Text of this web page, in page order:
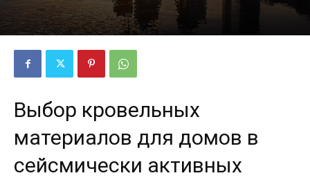
Выбор кровельных
материалов для домов в
сейсмически активных